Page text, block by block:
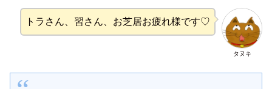
タヌキ
トラさん、習さん、お芝居お疲れ様です♡